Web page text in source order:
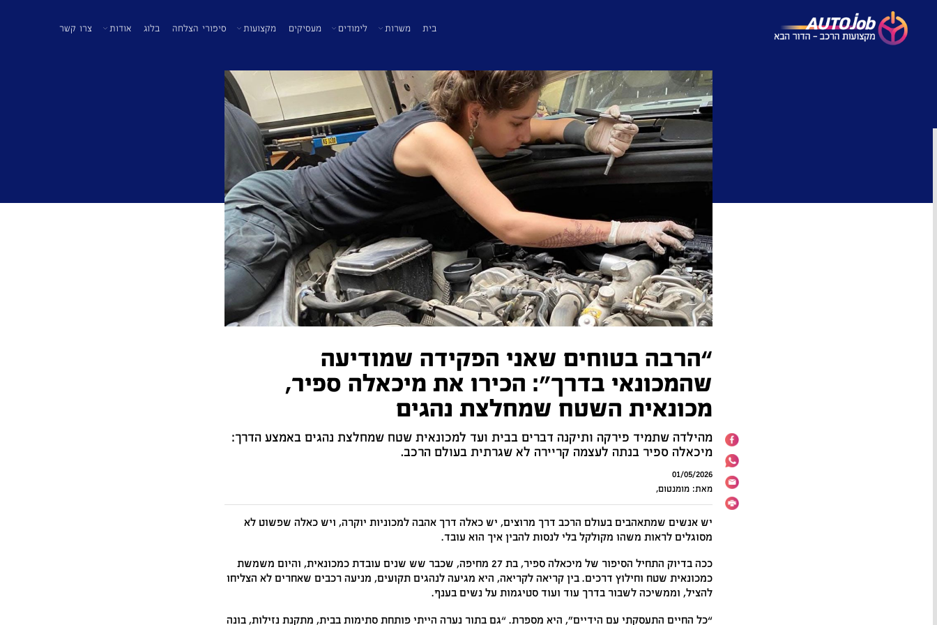
בית משרות לימודים מעסיקים מקצועות סיפורי הצלחה בלוג אודות צרו קשר
“הרבה בטוחים שאני הפקידה שמודיעה
שהמכונאי בדרך”: הכירו את מיכאלה ספיר,
מכונאית השטח שמחלצת נהגים
מהילדה שתמיד פירקה ותיקנה דברים בבית ועד למכונאית שטח שמחלצת נהגים באמצע הדרך:
מיכאלה ספיר בנתה לעצמה קריירה לא שגרתית בעולם הרכב.
01/05/2026
מאת: מומנטום,
יש אנשים שמתאהבים בעולם הרכב דרך מרוצים, יש כאלה דרך אהבה למכוניות יוקרה, ויש כאלה שפשוט לא
מסוגלים לראות משהו מקולקל בלי לנסות להבין איך הוא עובד.
ככה בדיוק התחיל הסיפור של מיכאלה ספיר, בת 27 מחיפה, שכבר שש שנים עובדת כמכונאית, והיום משמשת
כמכונאית שטח וחילוץ דרכים. בין קריאה לקריאה, היא מגיעה לנהגים תקועים, מניעה רכבים שאחרים לא הצליחו
להציל, וממשיכה לשבור בדרך עוד ועוד סטיגמות על נשים בענף.
“כל החיים התעסקתי עם הידיים”, היא מספרת. “גם בתור נערה הייתי פותחת סתימות בבית, מתקנת נזילות, בונה